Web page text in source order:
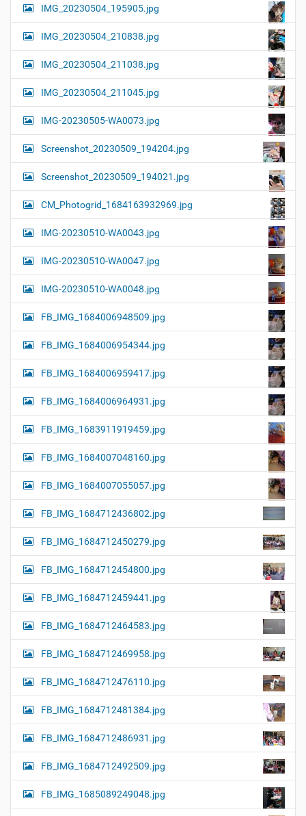
IMG_20230504_195905.jpg
IMG_20230504_210838.jpg
IMG_20230504_211038.jpg
IMG_20230504_211045.jpg
IMG-20230505-WA0073.jpg
Screenshot_20230509_194204.jpg
Screenshot_20230509_194021.jpg
CM_Photogrid_1684163932969.jpg
IMG-20230510-WA0043.jpg
IMG-20230510-WA0047.jpg
IMG-20230510-WA0048.jpg
FB_IMG_1684006948509.jpg
FB_IMG_1684006954344.jpg
FB_IMG_1684006959417.jpg
FB_IMG_1684006964931.jpg
FB_IMG_1683911919459.jpg
FB_IMG_1684007048160.jpg
FB_IMG_1684007055057.jpg
FB_IMG_1684712436802.jpg
FB_IMG_1684712450279.jpg
FB_IMG_1684712454800.jpg
FB_IMG_1684712459441.jpg
FB_IMG_1684712464583.jpg
FB_IMG_1684712469958.jpg
FB_IMG_1684712476110.jpg
FB_IMG_1684712481384.jpg
FB_IMG_1684712486931.jpg
FB_IMG_1684712492509.jpg
FB_IMG_1685089249048.jpg